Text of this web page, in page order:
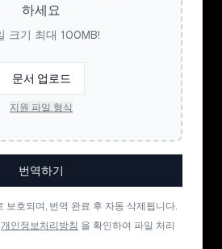
하세요
크기 최대 100MB!
문서 업로드
지원 파일 형식
번역하기
보호되며, 번역 완료 후 자동 삭제됩니다.
개인정보처리방침 을 확인하여 파일 처리